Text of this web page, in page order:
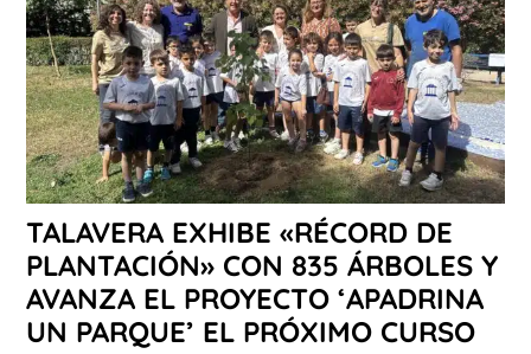
TALAVERA EXHIBE «RÉCORD DE
PLANTACIÓN» CON 835 ÁRBOLES Y
AVANZA EL PROYECTO ‘APADRINA
UN PARQUE’ EL PRÓXIMO CURSO